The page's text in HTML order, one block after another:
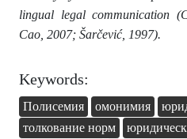
lingual legal communication
Cao, 2007; Šarčević, 1997).
Keywords:
Полисемия омонимия
толкование норм